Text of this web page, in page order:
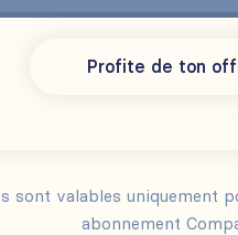
Profite de ton
sont valables uniquement
abonnement